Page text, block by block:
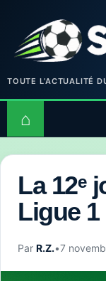
TOUTE L’ACTUALITÉ
⌂
La 12ᵉ
Ligue
Par R.Z.•7